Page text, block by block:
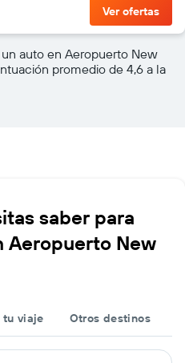
Ver ofertas
auto en Aeropuerto New
promedio de 4,6 a la
saber para
Aeropuerto New
tu viaje Otros destinos